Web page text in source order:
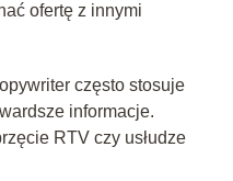
ofertę z innymi
często stosuje
informacje.
RTV czy usłudze